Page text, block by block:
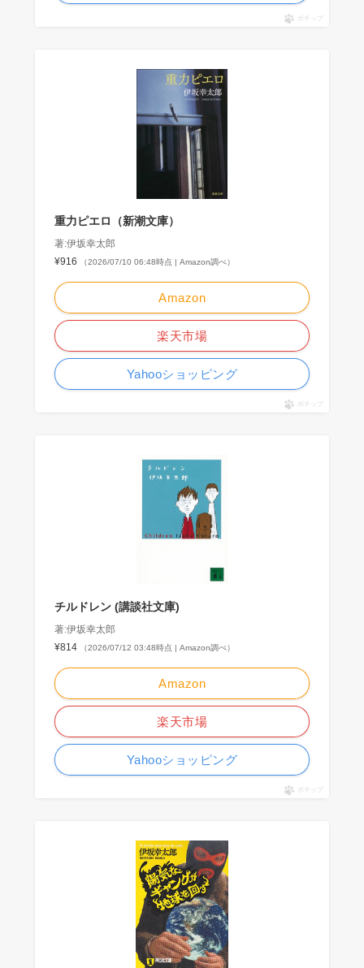
ポチップ
重力ピエロ（新潮文庫）
著:伊坂幸太郎
¥916
（2026/07/10 06:48時点 | Amazon調べ）
Amazon
楽天市場
Yahooショッピング
ポチップ
チルドレン (講談社文庫)
著:伊坂幸太郎
¥814
（2026/07/12 03:48時点 | Amazon調べ）
Amazon
楽天市場
Yahooショッピング
ポチップ